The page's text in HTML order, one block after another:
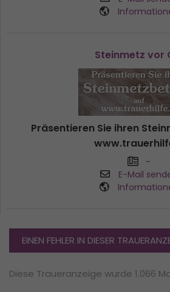
Steinmetz vor
Präsentieren Sie ihren
-
E-Mail
EINEN FEHLER IN DIESER
Diese Traueranzeige wurde 1.066